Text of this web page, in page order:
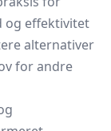
og effektivitet
alternativer
for andre